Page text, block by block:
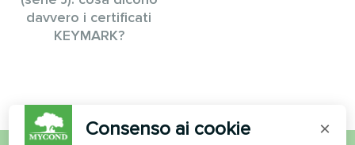
davvero i certificati
KEYMARK?
Consenso ai cookie ×